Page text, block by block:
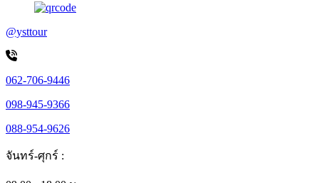
@ysttour
062-706-9446
098-945-9366
088-954-9626
จันทร์-ศุกร์ :